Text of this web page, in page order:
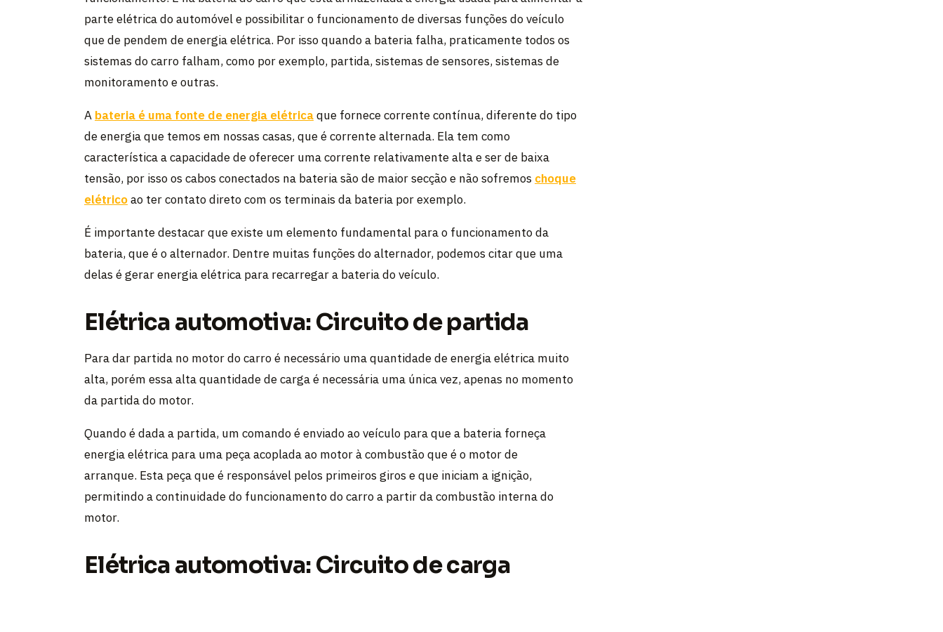
parte elétrica do automóvel e possibilitar o funcionamento de diversas funções do veículo
que de pendem de energia elétrica. Por isso quando a bateria falha, praticamente todos os
sistemas do carro falham, como por exemplo, partida, sistemas de sensores, sistemas de
monitoramento e outras.
A bateria é uma fonte de energia elétricaque fornece corrente contínua, diferente do tipo
de energia que temos em nossas casas, que é corrente alternada. Ela tem como
característica a capacidade de oferecer uma corrente relativamente alta e ser de baixa
tensão, por isso os cabos conectados na bateria são de maior secção e não sofremos choque
elétricoao ter contato direto com os terminais da bateria por exemplo.
É importante destacar que existe um elemento fundamental para o funcionamento da
bateria, que é o alternador. Dentre muitas funções do alternador, podemos citar que uma
delas é gerar energia elétrica para recarregar a bateria do veículo.
Elétrica automotiva: Circuito de partida
Para dar partida no motor do carro é necessário uma quantidade de energia elétrica muito
alta, porém essa alta quantidade de carga é necessária uma única vez, apenas no momento
da partida do motor.
Quando é dada a partida, um comando é enviado ao veículo para que a bateria forneça
energia elétrica para uma peça acoplada ao motor à combustão que é o motor de
arranque. Esta peça que é responsável pelos primeiros giros e que iniciam a ignição,
permitindo a continuidade do funcionamento do carro a partir da combustão interna do
motor.
Elétrica automotiva: Circuito de carga